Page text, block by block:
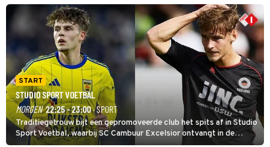
START
STUDIO SPORT VOETBAL
MORGEN 22:25 - 23:00· SPORT
Traditiegetrouw bijt een gepromoveerde club het spits af in Studio
Sport Voetbal, waarbij SC Cambuur Excelsior ontvangt in de
eerste wedstrijd van het nieuwe Eredivisieseizoen. De nieuwe